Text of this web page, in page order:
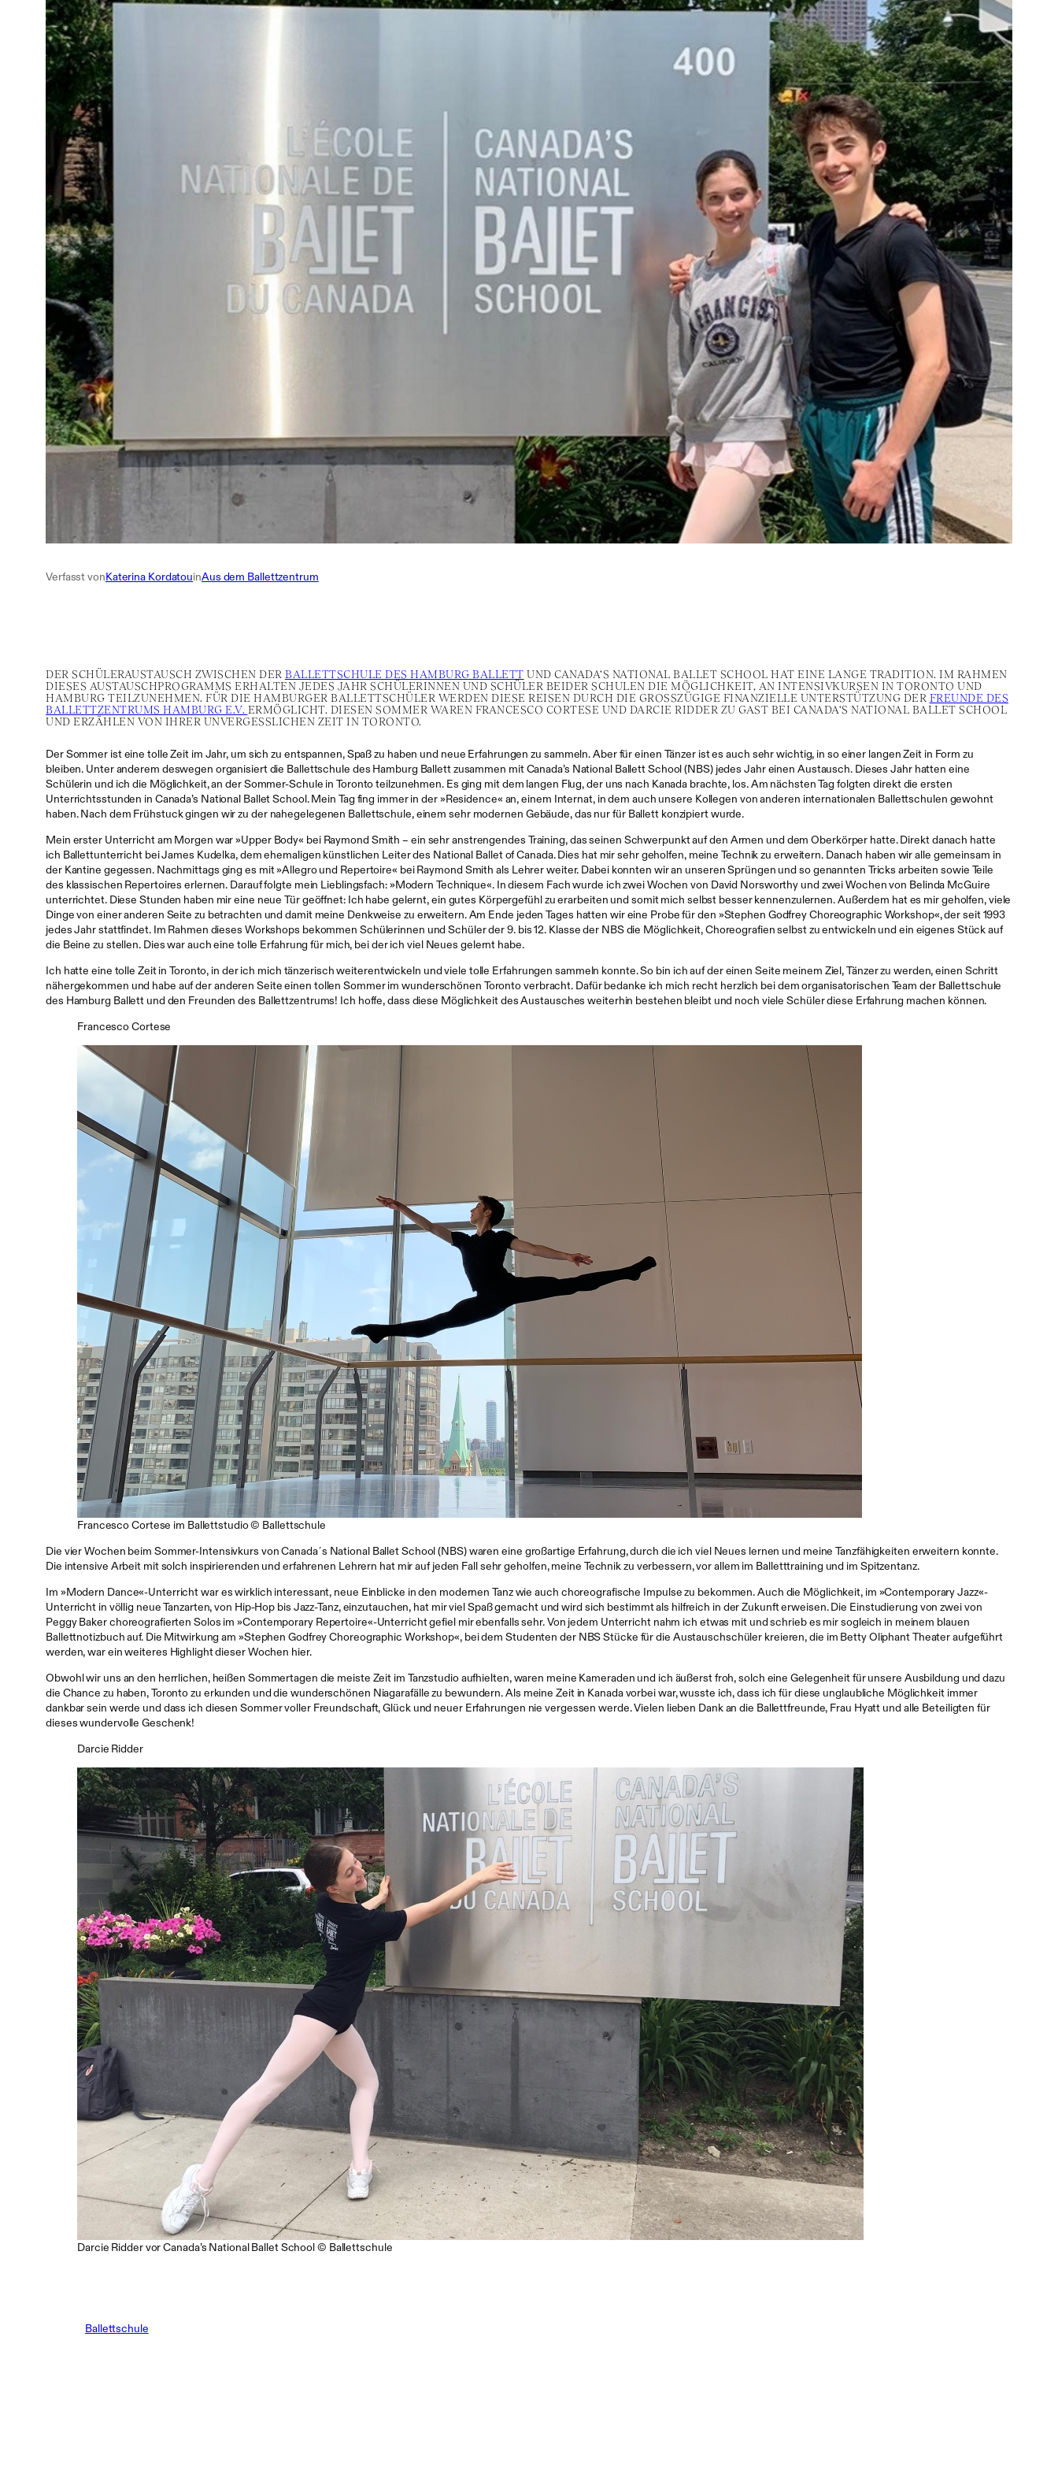
Verfasst vonKaterina KordatouinAus dem Ballettzentrum
DER SCHÜLERAUSTAUSCH ZWISCHEN DER BALLETTSCHULE DES HAMBURG BALLETT UND CANADA‘S NATIONAL BALLET SCHOOL HAT EINE LANGE TRADITION. IM RAHMEN
DIESES AUSTAUSCHPROGRAMMS ERHALTEN JEDES JAHR SCHÜLERINNEN UND SCHÜLER BEIDER SCHULEN DIE MÖGLICHKEIT, AN INTENSIVKURSEN IN TORONTO UND
HAMBURG TEILZUNEHMEN. FÜR DIE HAMBURGER BALLETTSCHÜLER WERDEN DIESE REISEN DURCH DIE GROSSZÜGIGE FINANZIELLE UNTERSTÜTZUNG DER FREUNDE DES
BALLETTZENTRUMS HAMBURG E.V. ERMÖGLICHT. DIESEN SOMMER WAREN FRANCESCO CORTESE UND DARCIE RIDDER ZU GAST BEI CANADA‘S NATIONAL BALLET SCHOOL
UND ERZÄHLEN VON IHRER UNVERGESSLICHEN ZEIT IN TORONTO.
Der Sommer ist eine tolle Zeit im Jahr, um sich zu entspannen, Spaß zu haben und neue Erfahrungen zu sammeln. Aber für einen Tänzer ist es auch sehr wichtig, in so einer langen Zeit in Form zu
bleiben. Unter anderem deswegen organisiert die Ballettschule des Hamburg Ballett zusammen mit Canada’s National Ballett School (NBS) jedes Jahr einen Austausch. Dieses Jahr hatten eine
Schülerin und ich die Möglichkeit, an der Sommer-Schule in Toronto teilzunehmen. Es ging mit dem langen Flug, der uns nach Kanada brachte, los. Am nächsten Tag folgten direkt die ersten
Unterrichtsstunden in Canada’s National Ballet School. Mein Tag fing immer in der »Residence« an, einem Internat, in dem auch unsere Kollegen von anderen internationalen Ballettschulen gewohnt
haben. Nach dem Frühstuck gingen wir zu der nahegelegenen Ballettschule, einem sehr modernen Gebäude, das nur für Ballett konzipiert wurde.
Mein erster Unterricht am Morgen war »Upper Body« bei Raymond Smith – ein sehr anstrengendes Training, das seinen Schwerpunkt auf den Armen und dem Oberkörper hatte. Direkt danach hatte
ich Ballettunterricht bei James Kudelka, dem ehemaligen künstlichen Leiter des National Ballet of Canada. Dies hat mir sehr geholfen, meine Technik zu erweitern. Danach haben wir alle gemeinsam in
der Kantine gegessen. Nachmittags ging es mit »Allegro und Repertoire« bei Raymond Smith als Lehrer weiter. Dabei konnten wir an unseren Sprüngen und so genannten Tricks arbeiten sowie Teile
des klassischen Repertoires erlernen. Darauf folgte mein Lieblingsfach: »Modern Technique«. In diesem Fach wurde ich zwei Wochen von David Norsworthy und zwei Wochen von Belinda McGuire
unterrichtet. Diese Stunden haben mir eine neue Tür geöffnet: Ich habe gelernt, ein gutes Körpergefühl zu erarbeiten und somit mich selbst besser kennenzulernen. Außerdem hat es mir geholfen, viele
Dinge von einer anderen Seite zu betrachten und damit meine Denkweise zu erweitern. Am Ende jeden Tages hatten wir eine Probe für den »Stephen Godfrey Choreographic Workshop«, der seit 1993
jedes Jahr stattfindet. Im Rahmen dieses Workshops bekommen Schülerinnen und Schüler der 9. bis 12. Klasse der NBS die Möglichkeit, Choreografien selbst zu entwickeln und ein eigenes Stück auf
die Beine zu stellen. Dies war auch eine tolle Erfahrung für mich, bei der ich viel Neues gelernt habe.
Ich hatte eine tolle Zeit in Toronto, in der ich mich tänzerisch weiterentwickeln und viele tolle Erfahrungen sammeln konnte. So bin ich auf der einen Seite meinem Ziel, Tänzer zu werden, einen Schritt
nähergekommen und habe auf der anderen Seite einen tollen Sommer im wunderschönen Toronto verbracht. Dafür bedanke ich mich recht herzlich bei dem organisatorischen Team der Ballettschule
des Hamburg Ballett und den Freunden des Ballettzentrums! Ich hoffe, dass diese Möglichkeit des Austausches weiterhin bestehen bleibt und noch viele Schüler diese Erfahrung machen können.
Francesco Cortese
Francesco Cortese im Ballettstudio © Ballettschule
Die vier Wochen beim Sommer-Intensivkurs von Canada´s National Ballet School (NBS) waren eine großartige Erfahrung, durch die ich viel Neues lernen und meine Tanzfähigkeiten erweitern konnte.
Die intensive Arbeit mit solch inspirierenden und erfahrenen Lehrern hat mir auf jeden Fall sehr geholfen, meine Technik zu verbessern, vor allem im Balletttraining und im Spitzentanz.
Im »Modern Dance«-Unterricht war es wirklich interessant, neue Einblicke in den modernen Tanz wie auch choreografische Impulse zu bekommen. Auch die Möglichkeit, im »Contemporary Jazz«-
Unterricht in völlig neue Tanzarten, von Hip-Hop bis Jazz-Tanz, einzutauchen, hat mir viel Spaß gemacht und wird sich bestimmt als hilfreich in der Zukunft erweisen. Die Einstudierung von zwei von
Peggy Baker choreografierten Solos im »Contemporary Repertoire«-Unterricht gefiel mir ebenfalls sehr. Von jedem Unterricht nahm ich etwas mit und schrieb es mir sogleich in meinem blauen
Ballettnotizbuch auf. Die Mitwirkung am »Stephen Godfrey Choreographic Workshop«, bei dem Studenten der NBS Stücke für die Austauschschüler kreieren, die im Betty Oliphant Theater aufgeführt
werden, war ein weiteres Highlight dieser Wochen hier.
Obwohl wir uns an den herrlichen, heißen Sommertagen die meiste Zeit im Tanzstudio aufhielten, waren meine Kameraden und ich äußerst froh, solch eine Gelegenheit für unsere Ausbildung und dazu
die Chance zu haben, Toronto zu erkunden und die wunderschönen Niagarafälle zu bewundern. Als meine Zeit in Kanada vorbei war, wusste ich, dass ich für diese unglaubliche Möglichkeit immer
dankbar sein werde und dass ich diesen Sommer voller Freundschaft, Glück und neuer Erfahrungen nie vergessen werde. Vielen lieben Dank an die Ballettfreunde, Frau Hyatt und alle Beteiligten für
dieses wundervolle Geschenk!
Darcie Ridder
Darcie Ridder vor Canada’s National Ballet School © Ballettschule
Ballettschule